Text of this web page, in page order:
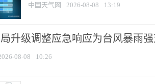
中国天气网 2026-08-08 13:19
升级调整应急响应为台风暴雨
08-08 10:26